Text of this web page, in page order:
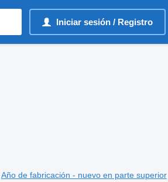
Iniciar sesión / Registro
Año de fabricación - nuevo en parte superior